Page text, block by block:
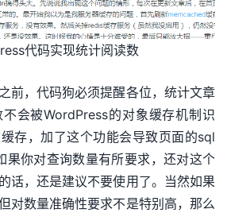
代码实现统计阅读数
前，代码狗必须提醒各位，统计文章
会被WordPress的对象缓存机制识
存，加了这个功能会导致页面的sql
果你对查询数量有所要求，还对这个
话，还是建议不要使用了。当然如果
对数量准确性要求不是特别高，那么